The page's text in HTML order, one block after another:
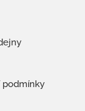
podmínky